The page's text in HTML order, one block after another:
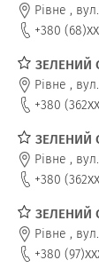
Рівне ,
+380 (68)
ЗЕЛЕНИЙ
Рівне ,
+380 (362
ЗЕЛЕНИЙ
Рівне ,
+380 (362
ЗЕЛЕНИЙ
Рівне ,
+380 (97)